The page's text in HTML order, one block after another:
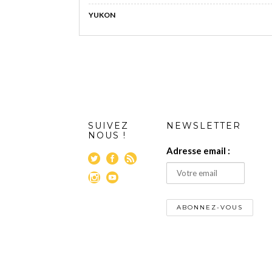
YUKON
SUIVEZ
NOUS !
NEWSLETTER
Adresse email :